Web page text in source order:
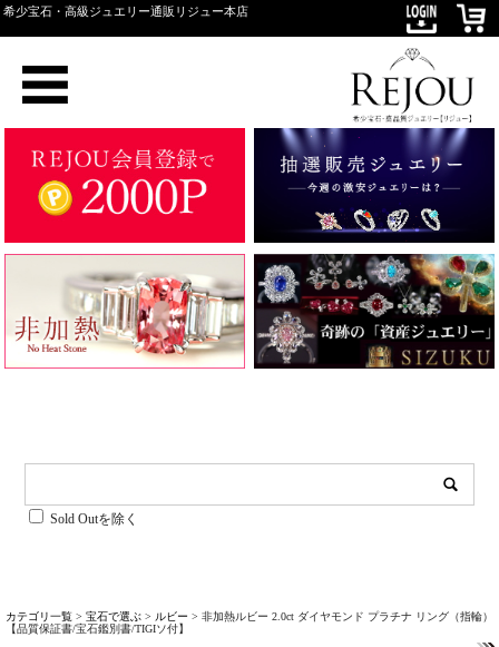
希少宝石・高級ジュエリー通販リジュー本店
Sold Outを除く
カテゴリ一覧 > 宝石で選ぶ > ルビー > 非加熱ルビー 2.0ct ダイヤモンド プラチナ リング（指輪）
【品質保証書/宝石鑑別書/TIGIソ付】